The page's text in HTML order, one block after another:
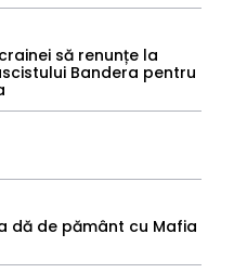
să renunțe la
Bandera pentru
dă de pământ cu Mafia